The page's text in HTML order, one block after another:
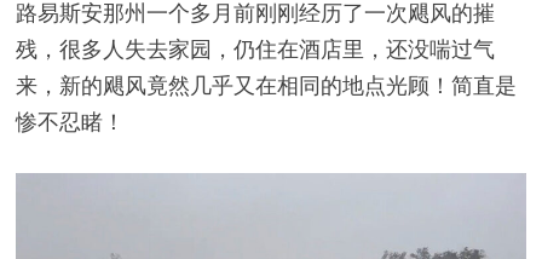
路易斯安那州一个多月前刚刚经历了一次飓风的摧
残，很多人失去家园，仍住在酒店里，还没喘过气
来，新的飓风竟然几乎又在相同的地点光顾！简直是
惨不忍睹！